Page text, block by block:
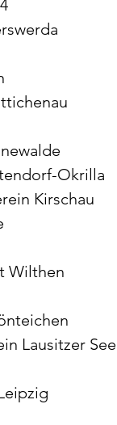
Okrilla
Kirschau
Wilthen
Lausitzer